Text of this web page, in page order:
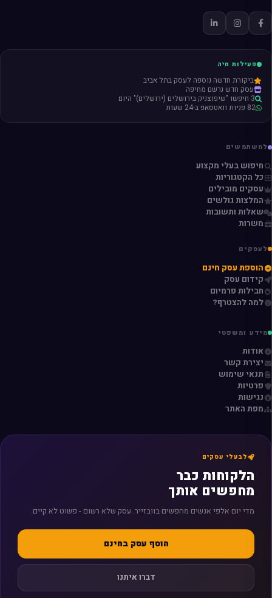
פעילות חיה
ביקורת חדשה נוספה לעסק בתל אביב
עסק חדש נרשם מחיפה
3 חיפשו "שיפוצניק בירושלים (ירושלים)" היום
82 פניות וואטסאפ ב-24 שעות
למשתמשים
חיפוש בעלי מקצוע
כל הקטגוריות
עסקים מובילים
המלצות גולשים
שאלות ותשובות
משרות
לעסקים
הוספת עסק חינם
קידום עסק
חבילות פרמיום
למה להצטרף?
מידע ומשפטי
אודות
יצירת קשר
תנאי שימוש
פרטיות
נגישות
מפת האתר
לבעלי עסקים
הלקוחות כבר
מחפשים אותך
מדי יום אלפי אנשים מחפשים בוובזייר. עסק שלא רשום - פשוט לא קיים.
הוסף עסק בחינם
דברו איתנו